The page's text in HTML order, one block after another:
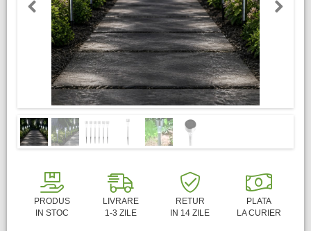
Previous
PRODUS
IN STOC
LIVRARE
1-3 ZILE
RETUR
IN 14 ZILE
PLATA
LA CURIER